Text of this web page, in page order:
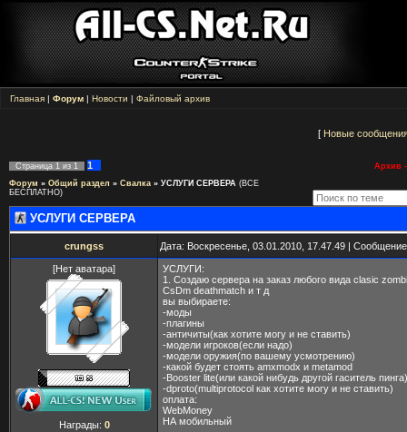
Главная | Форум | Новости | Файловый архив
[ Новые
Страница 1 из 1 1
Архив -
Форум » Общий раздел » Свалка » УСЛУГИ СЕРВЕРА (ВСЕ
БЕСПЛАТНО)
УСЛУГИ СЕРВЕРА
crungss Дата: Воскресенье, 03.01.2010, 17.47.49 |
[Нет аватара]
Награды: 0
УСЛУГИ:
1. Создаю сервера на заказ любого вида clasic
CsDm deathmatch и т д
вы выбираете:
-моды
-плагины
-античиты(как хотите могу и не ставить)
-модели игроков(если надо)
-модели оружия(по вашему усмотрению)
-какой будет стоять amxmodx и metamod
-Booster lite(или какой нибудь другой гаситель пинга)
-dproto(multiprotocol как хотите могу и не ставить)
оплата:
WebMoney
НА мобильный